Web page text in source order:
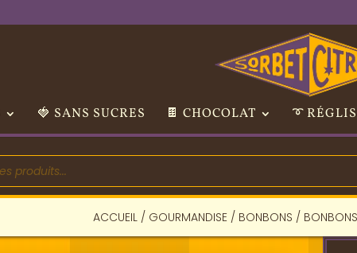
🍓 SANS SUCRES 🍫 CHOCOLAT ➰
ACCUEIL / GOURMANDISE / BONBONS /